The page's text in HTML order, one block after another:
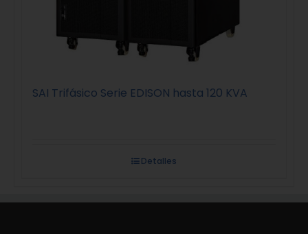
SAI Trifásico Serie EDISON hasta 120 KVA
Detalles